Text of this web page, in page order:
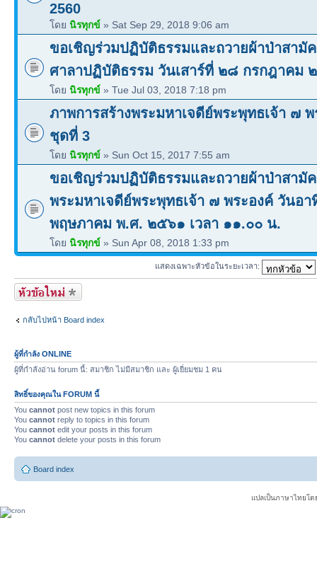
2560
โดย นิรทุกข์ » Sat Sep 29, 2018 9:06 am
ขอเชิญร่วมปฏิบัติธรรมและถวายผ้าป่าสามั
ศาลาปฏิบัติธรรม วันเสาร์ที่ ๒๘ กรกฎาคม
โดย นิรทุกข์ » Tue Jul 03, 2018 7:18 pm
ภาพการสร้างพระมหาเจดีย์พระพุทธเจ้า ๗
ชุดที่ 3
โดย นิรทุกข์ » Sun Oct 15, 2017 7:55 am
ขอเชิญร่วมปฏิบัติธรรมและถวายผ้าป่าสามั
พระมหาเจดีย์พระพุทธเจ้า ๗ พระองค์ วันอ
พฤษภาคม พ.ศ. ๒๕๖๑ เวลา ๑๑.๐๐ น.
โดย นิรทุกข์ » Sun Apr 08, 2018 1:33 pm
แสดงเฉพาะหัวข้อในระยะเวลา:
สร้างหัวข้อใหม่
กลับไปหน้า Board index
ผู้ที่กำลัง ONLINE
ผู้ที่กำลังอ่าน forum นี้: สมาชิก ไม่มีสมาชิก และ ผู้เยี่ยมชม 1 คน
สิทธิ์ของคุณใน FORUM นี้
You cannot post new topics in this forum
You cannot reply to topics in this forum
You cannot edit your posts in this forum
You cannot delete your posts in this forum
Board index
แปลเป็นภาษาไทยโด